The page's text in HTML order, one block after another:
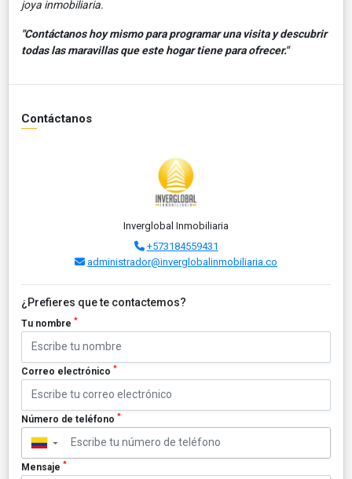
joya inmobiliaria.
"Contáctanos hoy mismo para programar una visita y descubrir
todas las maravillas que este hogar tiene para ofrecer."
Contáctanos
Inverglobal Inmobiliaria
+573184559431
administrador@inverglobalinmobiliaria.co
¿Prefieres que te contactemos?
Tu nombre *
Correo electrónico *
Número de teléfono *
▼
Mensaje *